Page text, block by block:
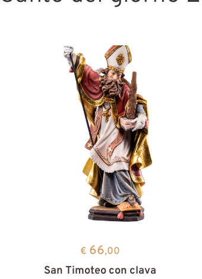
€66,00
San Timoteo con clava